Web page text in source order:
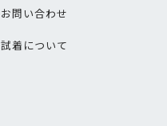
お問い合わせ
試着について